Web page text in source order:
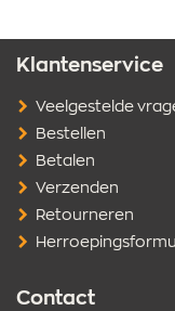
Klantenservice
Veelgestelde
Bestellen
Betalen
Verzenden
Retourneren
Contact